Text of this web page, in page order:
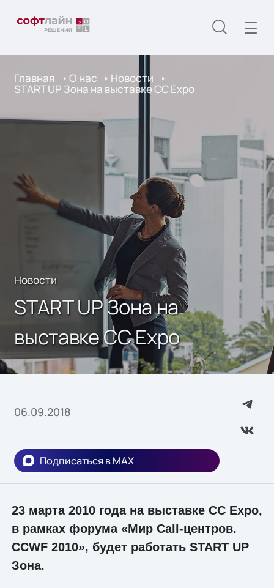
Главная О нас Новости
START UP Зона на выставке СС Expo
Новости
START UP Зона на
выставке СС Expo
06.09.2018
Подписаться в MAX
23 марта 2010 года на выставке СС Expo,
в рамках форума «Мир Call-центров.
CCWF 2010», будет работать START UP
Зона.